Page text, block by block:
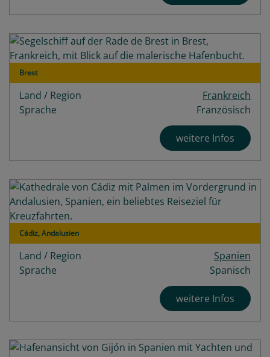
Brest
Land / Region
Frankreich
Sprache
Französisch
weitere Infos
Cádiz, Andalusien
Land / Region
Spanien
Sprache
Spanisch
weitere Infos